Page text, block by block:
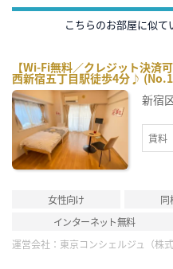
こちらのお部屋に似
【Wi-Fi無料／クレジット決済
西新宿五丁目駅徒歩4分♪
新宿
賃料
女性向け 同
インターネット無料
運営会社： 東京コンシェルジュ（株